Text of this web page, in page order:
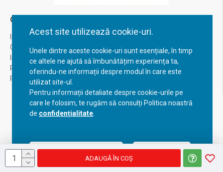
Acest site utilizează cookie-uri.
Unele dintre aceste cookie-uri sunt esențiale, în timp
ce altele ne ajută să îmbunătățim experiența ta,
oferindu-ne informații despre modul în care este
utilizat site-ul.
Pentru informații detaliate despre cookie-urile pe
care le folosim, te rugăm să consulți Politica noastră
de confidențialitate
Acceptă setările curente Configurează
ADAUGĂ ÎN COŞ
Contul Meu
Inregistrare
Contul meu
Istoric comenzi
Recuperare parola
Returnare produs
Copyright © 2023, BravoShop, toate drepturile rezervate!